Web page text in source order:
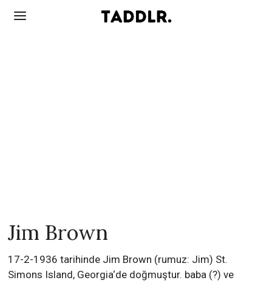
Jim Brown
17-2-1936 tarihinde Jim Brown (rumuz: Jim) St.
Simons Island, Georgia‘de doğmuştur. baba (?) ve